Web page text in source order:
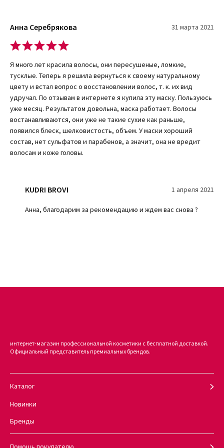
Основными показаниями для применения данной
восстанавливающей маски являются повышенная ломкость
волос, выпадение волос при мытье или расчесывании, внешняя
Интенсивная восстанавливающая маска NOUNOU проста в
применении. Ежедневный уход с ее помощью не составит
особого труда.
Для начала тщательно вымойте волосы с помощью шампуня,
предпочтение лучше отдать увлажняющим продуктам из
линейки NOUNOU от Davines.
Уложите волосы как обычно. После высыхания волосы будут
Анна Серебрякова 31 марта 2021
Я много лет красила волосы, они пересушеные, ломкие,
тусклые. Теперь я решила вернуться к своему натуральному
цвету и встал вопрос о восстановлении волос, т. к. их вид
удручал. По отзывам в интернете я купила эту маску. Пользуюсь
уже месяц. Результатом довольна, маска работает. Волосы
востанавливаются, они уже не такие сухие как раньше,
появился блеск, шелковистость, объем. У маски хороший
состав, нет сульфатов и парабенов, а значит, она не вредит
волосам и коже головы.
KUDRI BROVI 1 апреля 2021
Анна, благодарим за рекомендацию и ждем вас снова ?
интернет-магазин профессиональной косметики с бесплатной доставкой.
Официальный представитель премиальных брендов.
Каталог
Новинки
Бренды